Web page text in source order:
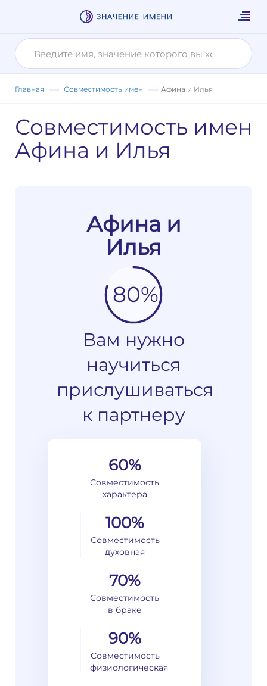
Главная Совместимость имен Афина и Илья
Совместимость имен
Афина и Илья
Афина и
Илья
80%
Вам нужно
научиться
прислушиваться
к партнеру
60%
Совместимость
характера
100%
Совместимость
духовная
70%
Совместимость
в браке
90%
Совместимость
физиологическая